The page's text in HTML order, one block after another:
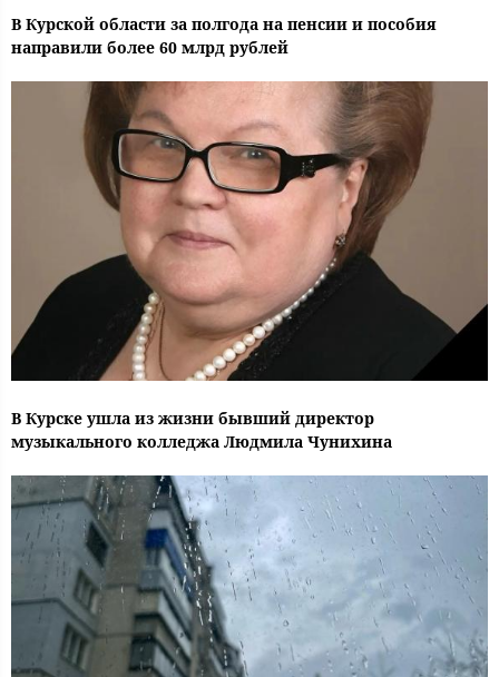
В Курской области за полгода на пенсии и пособия
направили более 60 млрд рублей
В Курске ушла из жизни бывший директор
музыкального колледжа Людмила Чунихина